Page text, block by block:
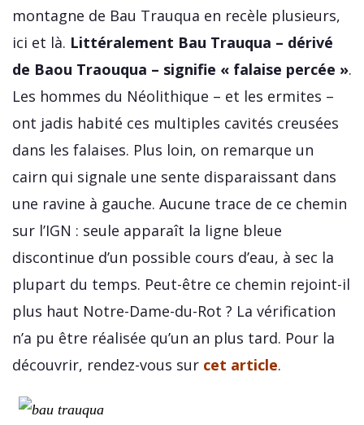
montagne de Bau Trauqua en recèle plusieurs,
ici et là. Littéralement Bau Trauqua – dérivé
de Baou Traouqua – signifie « falaise percée ».
Les hommes du Néolithique – et les ermites –
ont jadis habité ces multiples cavités creusées
dans les falaises. Plus loin, on remarque un
cairn qui signale une sente disparaissant dans
une ravine à gauche. Aucune trace de ce chemin
sur l’IGN : seule apparaît la ligne bleue
discontinue d’un possible cours d’eau, à sec la
plupart du temps. Peut-être ce chemin rejoint-il
plus haut Notre-Dame-du-Rot ? La vérification
n’a pu être réalisée qu’un an plus tard. Pour la
découvrir, rendez-vous sur cet article.